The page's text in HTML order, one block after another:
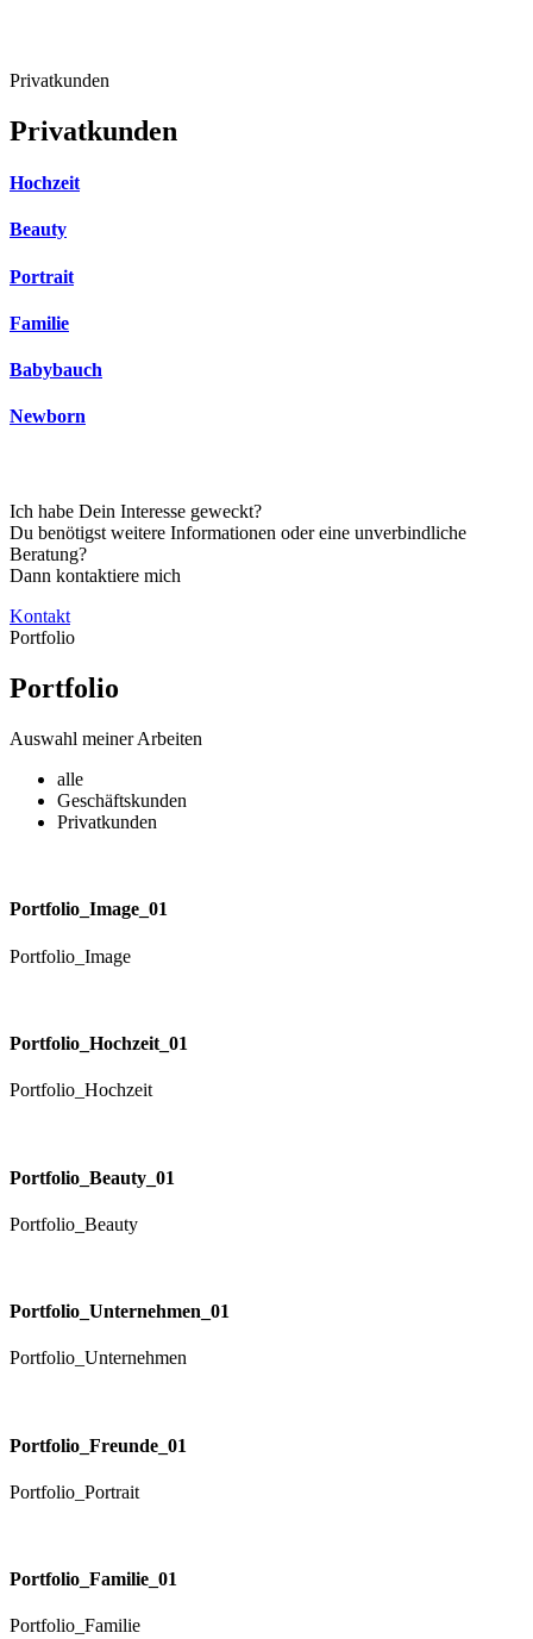
Privatkunden
Privatkunden
Hochzeit
Beauty
Portrait
Familie
Babybauch
Newborn
Ich habe Dein Interesse geweckt?
Du benötigst weitere Informationen oder eine unverbindliche
Beratung?
Dann kontaktiere mich
Kontakt
Portfolio
Portfolio
Auswahl meiner Arbeiten
alle
Geschäftskunden
Privatkunden
Portfolio_Image_01
Portfolio_Image
Portfolio_Hochzeit_01
Portfolio_Hochzeit
Portfolio_Beauty_01
Portfolio_Beauty
Portfolio_Unternehmen_01
Portfolio_Unternehmen
Portfolio_Freunde_01
Portfolio_Portrait
Portfolio_Familie_01
Portfolio_Familie